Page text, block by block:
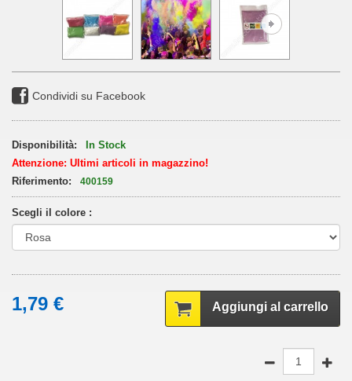
Condividi su Facebook
Disponibilità:
In Stock
Attenzione: Ultimi articoli in magazzino!
Riferimento:
400159
Scegli il colore :
1,79 € Aggiungi al carrello